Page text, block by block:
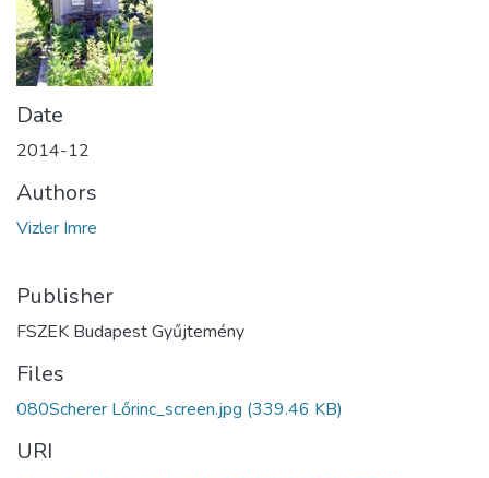
Date
2014-12
Authors
Vizler Imre
Publisher
FSZEK Budapest Gyűjtemény
Files
080Scherer Lőrinc_screen.jpg (339.46 KB)
URI